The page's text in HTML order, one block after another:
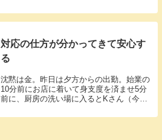
対応の仕方が分かってきて安心す
る
沈黙は金。昨日は夕方からの出勤。始業の
10分前にお店に着いて身支度を済ませ5分
前に、厨房の洗い場に入るとKさん（今後